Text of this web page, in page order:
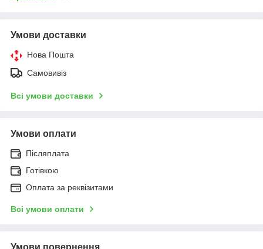
Умови доставки
Нова Пошта
Самовивіз
Всі умови доставки
Умови оплати
Післяплата
Готівкою
Оплата за реквізитами
Всі умови оплати
Умови повернення